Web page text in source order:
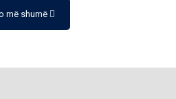
më shumë